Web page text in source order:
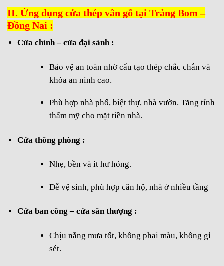
II. Ứng dụng cửa thép vân gỗ tại Trảng Bom –
Đồng Nai :
Cửa chính – cửa đại sảnh :
Bảo vệ an toàn nhờ cấu tạo thép chắc chắn và
khóa an ninh cao.
Phù hợp nhà phố, biệt thự, nhà vườn. Tăng tính
thẩm mỹ cho mặt tiền nhà.
Cửa thông phòng :
Nhẹ, bền và ít hư hỏng.
Dễ vệ sinh, phù hợp căn hộ, nhà ở nhiều tầng
Cửa ban công – cửa sân thượng :
Chịu nắng mưa tốt, không phai màu, không gỉ
sét.